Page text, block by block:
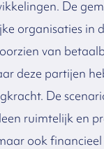
De
organisaties in
van
deze partijen
De
ruimtelijk en
ook